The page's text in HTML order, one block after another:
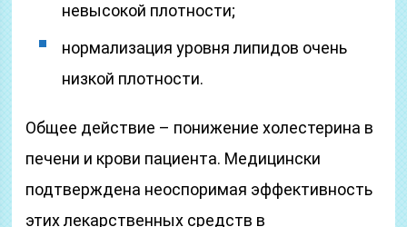
невысокой плотности;
нормализация уровня липидов очень
низкой плотности.
Общее действие – понижение холестерина в
печени и крови пациента. Медицински
подтверждена неоспоримая эффективность
этих лекарственных средств в